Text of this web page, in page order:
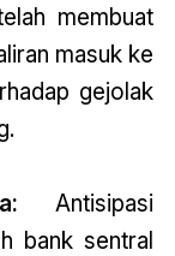
membuat
masuk ke
gejolak
Antisipasi
bank sentral